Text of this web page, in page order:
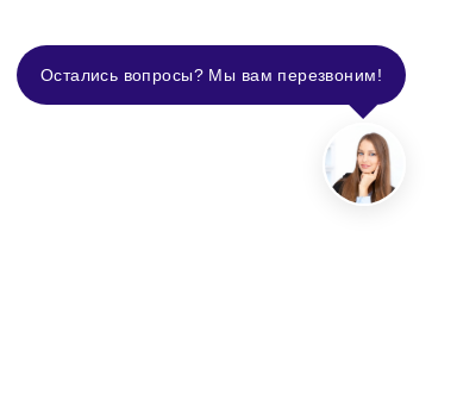
Остались вопросы? Мы вам перезвоним!